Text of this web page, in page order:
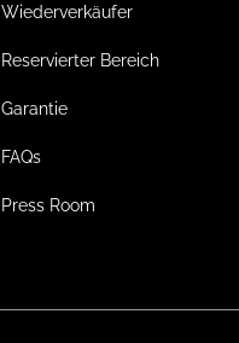
Wiederverkäufer
Reservierter Bereich
Garantie
FAQs
Press Room